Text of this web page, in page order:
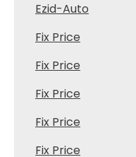
Ezid-Auto
Fix Price
Fix Price
Fix Price
Fix Price
Fix Price